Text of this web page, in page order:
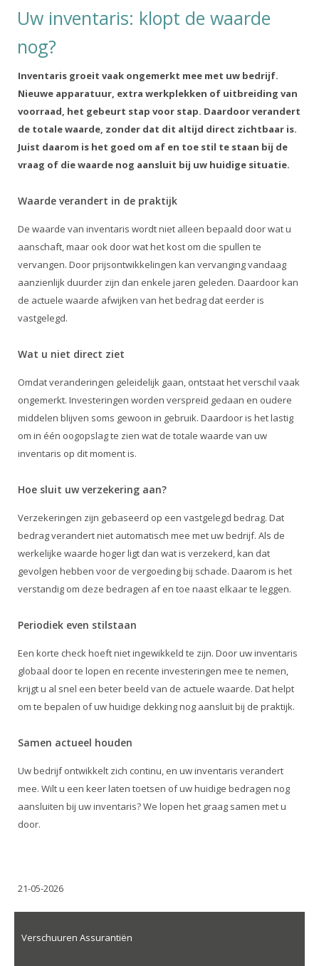
Uw inventaris: klopt de waarde
nog?
Inventaris groeit vaak ongemerkt mee met uw bedrijf.
Nieuwe apparatuur, extra werkplekken of uitbreiding van
voorraad, het gebeurt stap voor stap. Daardoor verandert
de totale waarde, zonder dat dit altijd direct zichtbaar is.
Juist daarom is het goed om af en toe stil te staan bij de
vraag of die waarde nog aansluit bij uw huidige situatie.
Waarde verandert in de praktijk
De waarde van inventaris wordt niet alleen bepaald door wat u
aanschaft, maar ook door wat het kost om die spullen te
vervangen. Door prijsontwikkelingen kan vervanging vandaag
aanzienlijk duurder zijn dan enkele jaren geleden. Daardoor kan
de actuele waarde afwijken van het bedrag dat eerder is
vastgelegd.
Wat u niet direct ziet
Omdat veranderingen geleidelijk gaan, ontstaat het verschil vaak
ongemerkt. Investeringen worden verspreid gedaan en oudere
middelen blijven soms gewoon in gebruik. Daardoor is het lastig
om in één oogopslag te zien wat de totale waarde van uw
inventaris op dit moment is.
Hoe sluit uw verzekering aan?
Verzekeringen zijn gebaseerd op een vastgelegd bedrag. Dat
bedrag verandert niet automatisch mee met uw bedrijf. Als de
werkelijke waarde hoger ligt dan wat is verzekerd, kan dat
gevolgen hebben voor de vergoeding bij schade. Daarom is het
verstandig om deze bedragen af en toe naast elkaar te leggen.
Periodiek even stilstaan
Een korte check hoeft niet ingewikkeld te zijn. Door uw inventaris
globaal door te lopen en recente investeringen mee te nemen,
krijgt u al snel een beter beeld van de actuele waarde. Dat helpt
om te bepalen of uw huidige dekking nog aansluit bij de praktijk.
Samen actueel houden
Uw bedrijf ontwikkelt zich continu, en uw inventaris verandert
mee. Wilt u een keer laten toetsen of uw huidige bedragen nog
aansluiten bij uw inventaris? We lopen het graag samen met u
door.
21-05-2026
Verschuuren Assurantiën